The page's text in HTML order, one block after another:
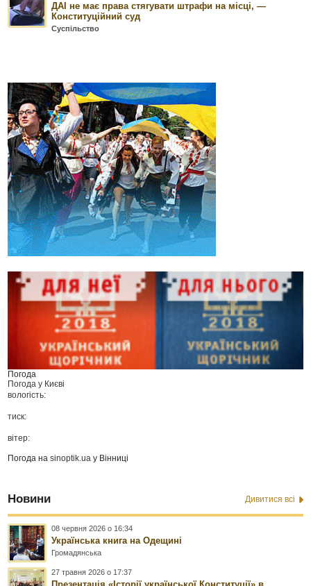
ДАІ не має права стягувати штрафи на місці, —
Конституційний суд
Суспільство
Погода
Погода у Києві
вологість:
тиск:
вітер:
Погода наsinoptik.ua у Вінниці
Новини Дивитися всі
08 червня 2026 о 16:34
Українська книга на Одещині
Громадянська
27 травня 2026 о 17:37